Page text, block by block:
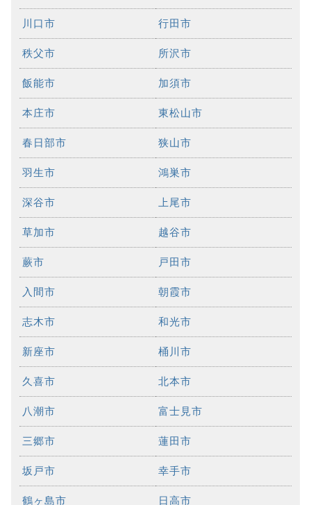
川口市 行田市
秩父市 所沢市
飯能市 加須市
本庄市 東松山市
春日部市 狭山市
羽生市 鴻巣市
深谷市 上尾市
草加市 越谷市
蕨市 戸田市
入間市 朝霞市
志木市 和光市
新座市 桶川市
久喜市 北本市
八潮市 富士見市
三郷市 蓮田市
坂戸市 幸手市
鶴ヶ島市 日高市